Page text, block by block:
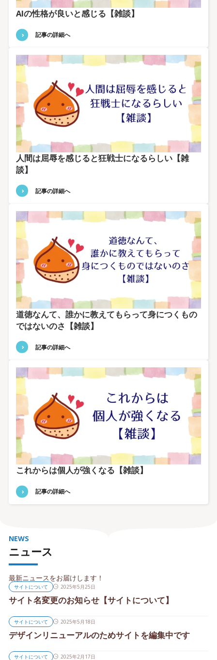
AIの性格が良いと感じる【雑談】
記事の詳細へ
人間は屈辱を感じると狂戦士になるらしい【雑
談】
記事の詳細へ
道徳なんて、誰かに教えてもらって身につくもの
ではないのさ【雑談】
記事の詳細へ
これからは個人が強くなる【雑談】
記事の詳細へ
ニュース
NEWS
最新ニュースをお届けします！
サイトについて 2025年5月25日
サイト名変更のお知らせ【サイトについて】
サイトについて 2025年5月18日
デザインリニューアルのためサイトを編集中です
サイトについて 2025年2月17日